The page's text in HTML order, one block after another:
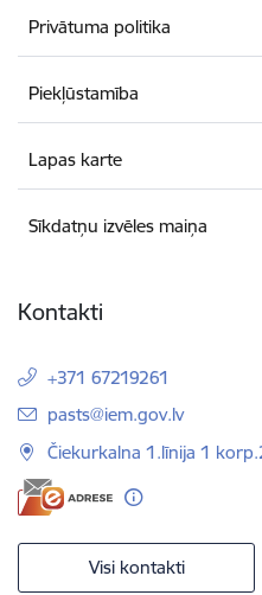
Privātuma politika
Piekļūstamība
Lapas karte
Sīkdatņu izvēles maiņa
Kontakti
+371 67219261
E-pasts:
pasts@iem.gov.lv
Čiekurkalna 1.līnija 1
Visi kontakti